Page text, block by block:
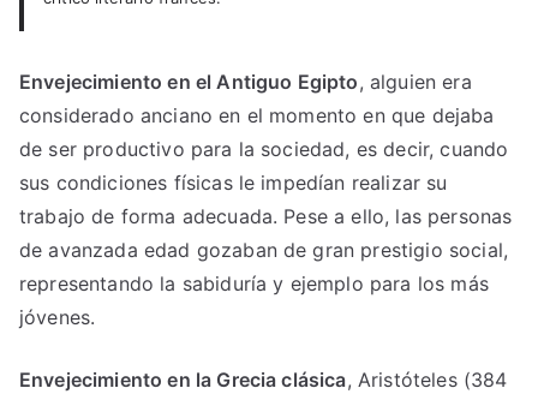
Envejecimiento en el Antiguo Egipto, alguien era
considerado anciano en el momento en que dejaba
de ser productivo para la sociedad, es decir, cuando
sus condiciones físicas le impedían realizar su
trabajo de forma adecuada. Pese a ello, las personas
de avanzada edad gozaban de gran prestigio social,
representando la sabiduría y ejemplo para los más
jóvenes.
Envejecimiento en la Grecia clásica, Aristóteles (384